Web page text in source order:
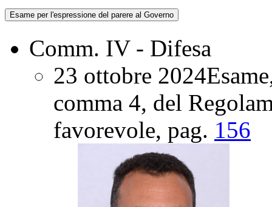
Esame per l'espressione del parere al Governo
Comm. IV - Difesa
23 ottobre 2024
comma 4, del
favorevole, pag. 156